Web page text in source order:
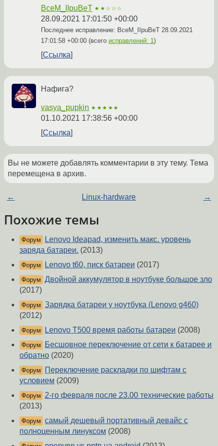
BceM_IIpuBeT ★★☆☆☆
28.09.2021 17:01:50 +00:00
Последнее исправление: BceM_IIpuBeT 28.09.2021
17:01:58 +00:00 (всего исправлений: 1)
Ссылка
Нафига?
vasya_pupkin ★★★★★
01.10.2021 17:38:56 +00:00
Ссылка
Вы не можете добавлять комментарии в эту тему. Тема
перемещена в архив.
← Linux-hardware →
Похожие темы
Форум
Lenovo Ideapad, изменить макс. уровень
заряда батареи. (2013)
Форум Lenovo t60, писк батареи (2017)
Форум Двойной аккумулятор в ноутбуке большое зло
(2017)
Форум Зарядка батареи у ноутбука (Lenovo g460)
(2012)
Форум Lenovo T500 время работы батареи (2008)
Форум
Бесшовное переключение от сети к батарее и
обратно (2020)
Форум
Переключение раскладки по шифтам с
условием (2009)
Форум
2-го февраля после 23.00 технические работы
(2013)
Форум самый дешевый портативный девайс с
полноценным линуксом (2008)